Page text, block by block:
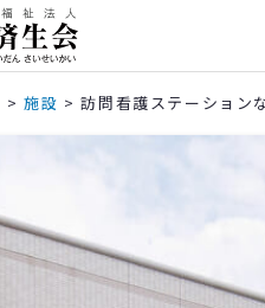
>施設 >訪問看護ステーション